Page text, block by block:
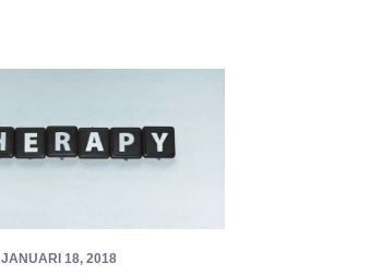
JANUARI 18, 2018